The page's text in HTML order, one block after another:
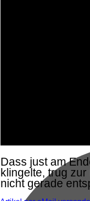
Dass just am
klingelte, trug
nicht gerade